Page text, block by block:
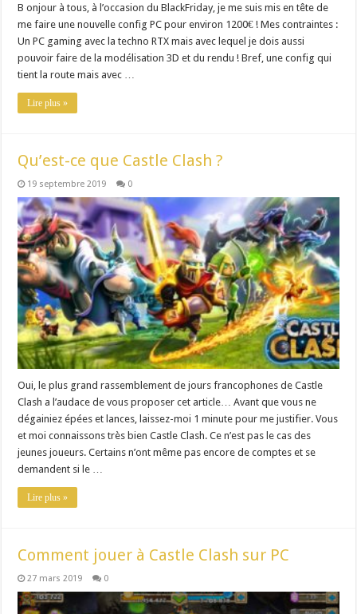
B onjour à tous, à l’occasion du BlackFriday, je me suis mis en tête de
me faire une nouvelle config PC pour environ 1200€ ! Mes contraintes :
Un PC gaming avec la techno RTX mais avec lequel je dois aussi
pouvoir faire de la modélisation 3D et du rendu ! Bref, une config qui
tient la route mais avec …
Lire plus »
Qu’est-ce que Castle Clash ?
19 septembre 2019 0
Oui, le plus grand rassemblement de jours francophones de Castle
Clash a l’audace de vous proposer cet article… Avant que vous ne
dégainiez épées et lances, laissez-moi 1 minute pour me justifier. Vous
et moi connaissons très bien Castle Clash. Ce n’est pas le cas des
jeunes joueurs. Certains n’ont même pas encore de comptes et se
demandent si le …
Lire plus »
Comment jouer à Castle Clash sur PC
27 mars 2019 0